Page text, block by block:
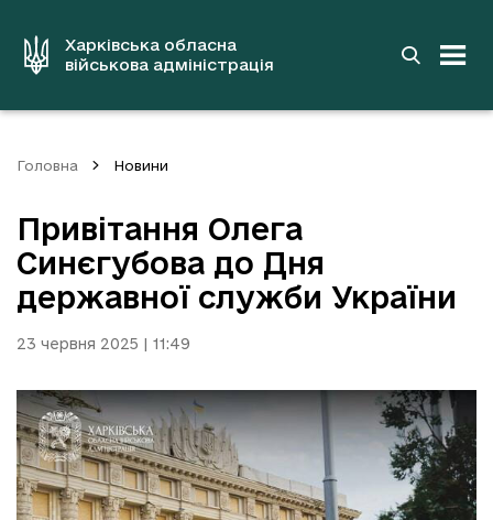
вмістуХарківська обласна
військова адміністрація
Головна Новини
Привітання Олега
Синєгубова до Дня
державної служби України
23 червня 2025 | 11:49